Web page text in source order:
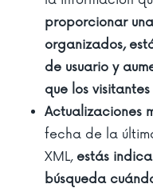
proporcionar
organizados,
de usuario y
que los
Actualizaciones
fecha de la
XML, estás
búsqueda